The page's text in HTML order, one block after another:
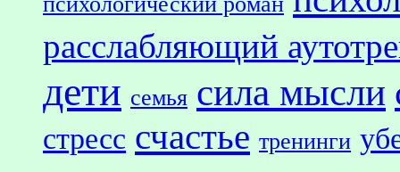
расслабляющий
дети семья сила мысли
стресс счастье тренинги